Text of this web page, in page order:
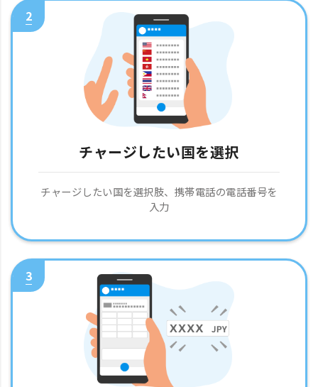
2
チャージしたい国を選択
チャージしたい国を選択肢、携帯電話の電話番号を
入力
3